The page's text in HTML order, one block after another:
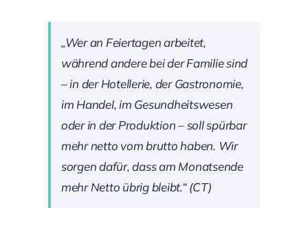
„Wer an Feiertagen arbeitet,
während andere bei der Familie sind
– in der Hotellerie, der Gastronomie,
im Handel, im Gesundheitswesen
oder in der Produktion – soll spürbar
mehr netto vom brutto haben. Wir
sorgen dafür, dass am Monatsende
mehr Netto übrig bleibt.“ (CT)